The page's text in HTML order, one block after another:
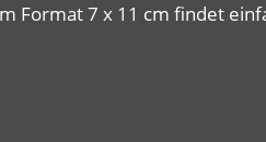
Format 7 x 11 cm findet